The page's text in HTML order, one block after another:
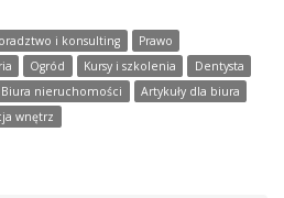
i konsulting
Prawo
Ogród Kursy i szkolenia
Dentysta
Biura nieruchomości
Artykuły dla biura
wnętrz